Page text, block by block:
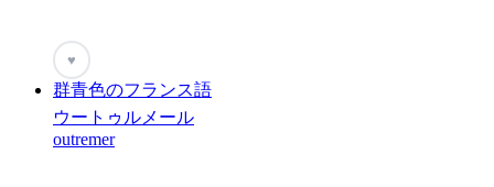
♥
群青色のフランス語
ウートゥルメール
outremer